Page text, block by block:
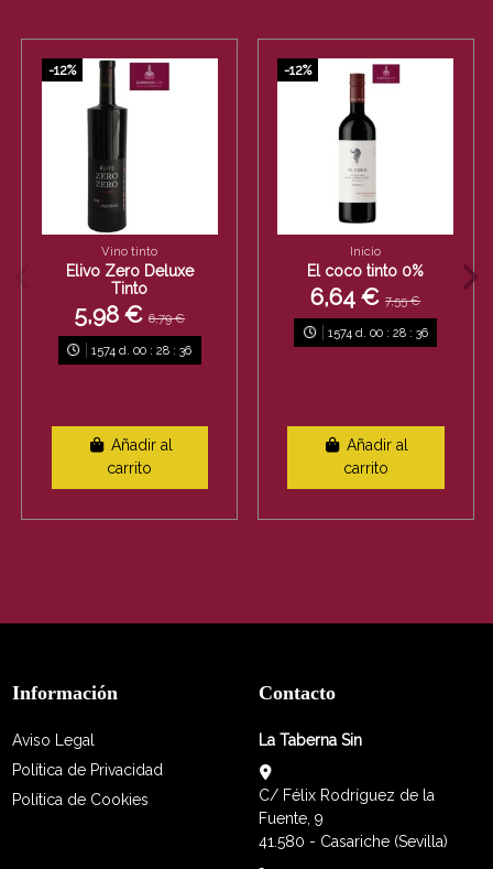
-12%
Vino tinto
Elivo Zero Deluxe
Tinto
5,98 €6,79 €
1574 d. 00 :28 :36
Añadir al
carrito
-12%
Inicio
El coco tinto 0%
6,64 €7,55 €
1574 d. 00: 28: 36
Añadir al
carrito
Información
Aviso Legal
Política de Privacidad
Política de Cookies
Contacto
La Taberna Sin
C/ Félix Rodríguez de la
Fuente, 9
41.580 - Casariche (Sevilla)